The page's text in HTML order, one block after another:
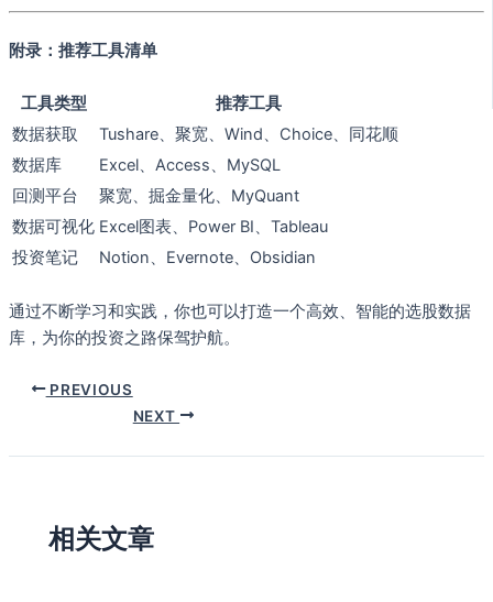
附录：推荐工具清单
工具类型
推荐工具
数据获取
Tushare、聚宽、Wind、Choice、同花顺
数据库
Excel、Access、MySQL
回测平台
聚宽、掘金量化、MyQuant
数据可视化 Excel图表、Power BI、Tableau
投资笔记
Notion、Evernote、Obsidian
通过不断学习和实践，你也可以打造一个高效、智能的选股数据
库，为你的投资之路保驾护航。
PREVIOUS
NEXT
相关文章